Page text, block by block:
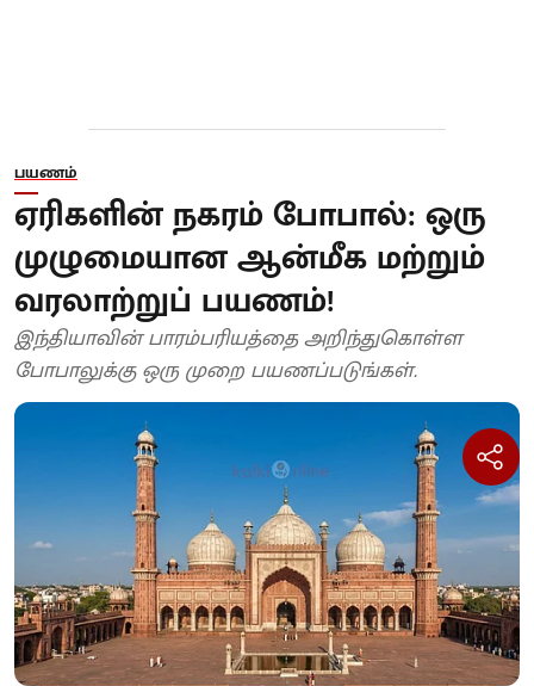
பயணம்
ஏரிகளின் நகரம் போபால்: ஒரு
முழுமையான ஆன்மீக மற்றும்
வரலாற்றுப் பயணம்!
இந்தியாவின் பாரம்பரியத்தை அறிந்துகொள்ள
போபாலுக்கு ஒரு முறை பயணப்படுங்கள்.